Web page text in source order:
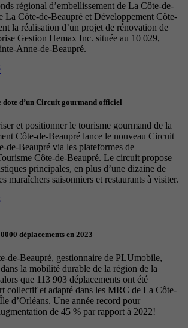
régional d’embellissement de La Côte-de-
La Côte-de-Beaupré et Développement Côte-
la réalisation d’un projet de rénovation de
Gestion Hemax Inc. située au 10 029,
Anne-de-Beaupré.
dote d’un Circuit gourmand officiel
et positionner le tourisme gourmand de la
Côte-de-Beaupré lance le nouveau Circuit
de-Beaupré via les plateformes de
Côte-de-Beaupré. Le circuit propose
principales, en plus d’une dizaine de
maraîchers saisonniers et restaurants à visiter.
déplacements en 2023
de-Beaupré, gestionnaire de PLUmobile,
la mobilité durable de la région de la
que 113 903 déplacements ont été
collectif et adapté dans les MRC de La Côte-
d’Orléans. Une année record pour
de 45 % par rapport à 2022!